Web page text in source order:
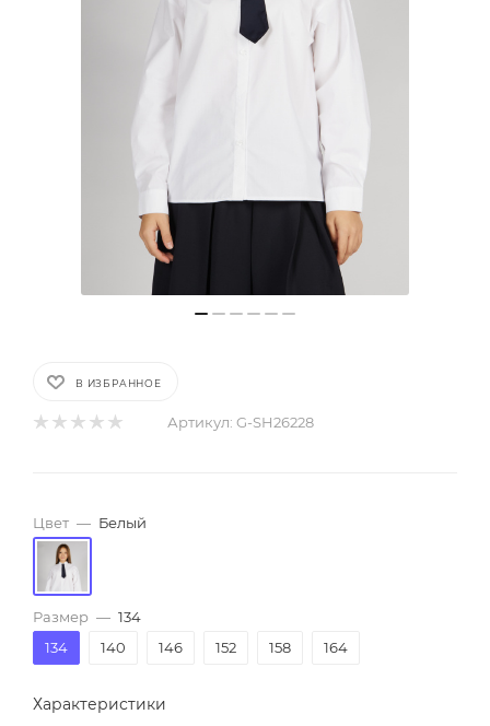
В ИЗБРАННОЕ
Артикул: G-SH26228
Цвет — Белый
Размер — 134
134
140 146 152 158 164
Характеристики